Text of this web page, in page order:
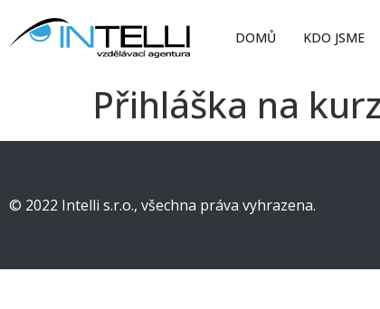
DOMŮ KDO JSME
Přihláška na
© 2022 Intelli s.r.o., všechna práva vyhrazena.